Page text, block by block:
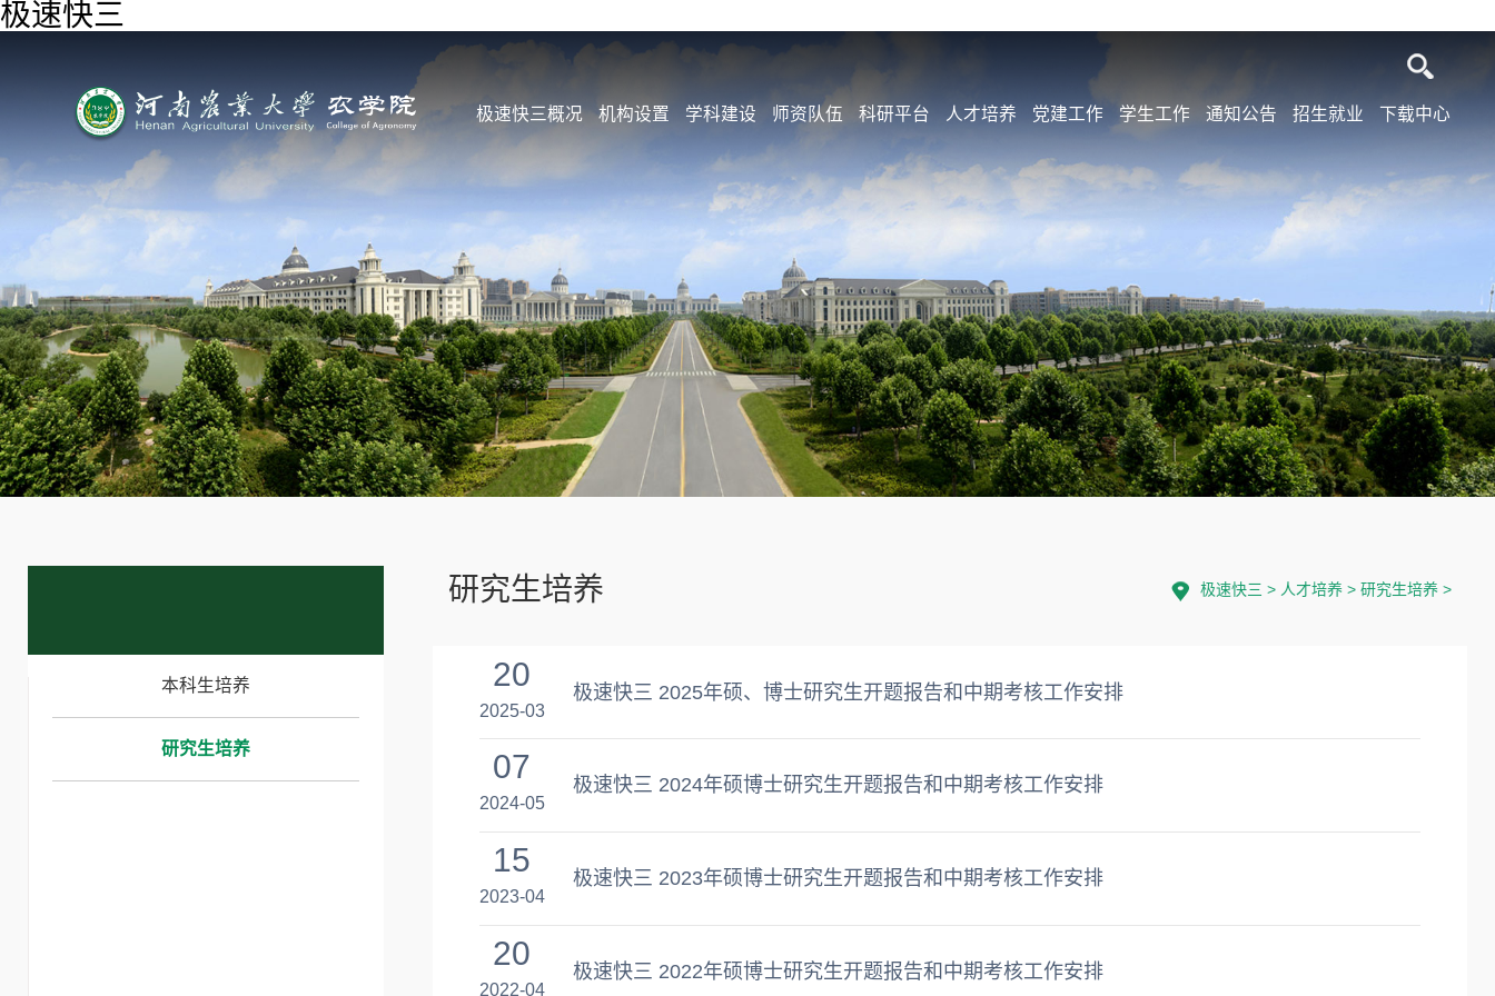
极速快三
极速快三概况 机构设置 学科建设 师资队伍 科研平台 人才培养 党建工作 学生工作 通知公告 招生就业 下载中心
本科生培养
研究生培养
极速快三 > 人才培养 > 研究生培养 >
研究生培养
20
2025-03
极速快三 2025年硕、博士研究生开题报告和中期考核工作安排
07
2024-05
极速快三 2024年硕博士研究生开题报告和中期考核工作安排
15
2023-04
极速快三 2023年硕博士研究生开题报告和中期考核工作安排
20
2022-04
极速快三 2022年硕博士研究生开题报告和中期考核工作安排